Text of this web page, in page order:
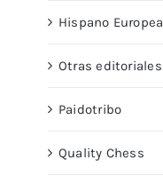
Hispano Europea
Otras editoriales
Paidotribo
Quality Chess